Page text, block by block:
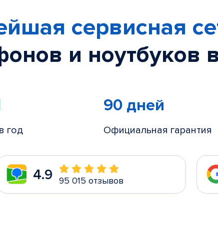
сервисная
и ноутбуков
год
90 дней
Официальная гарантия
4.9 95 015 отзывов